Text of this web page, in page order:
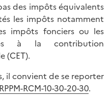
des impôts équivalents
les impôts notamment
impôts fonciers ou les
à la contribution
(CET).
il convient de se reporter
RCM-10-30-20-30.